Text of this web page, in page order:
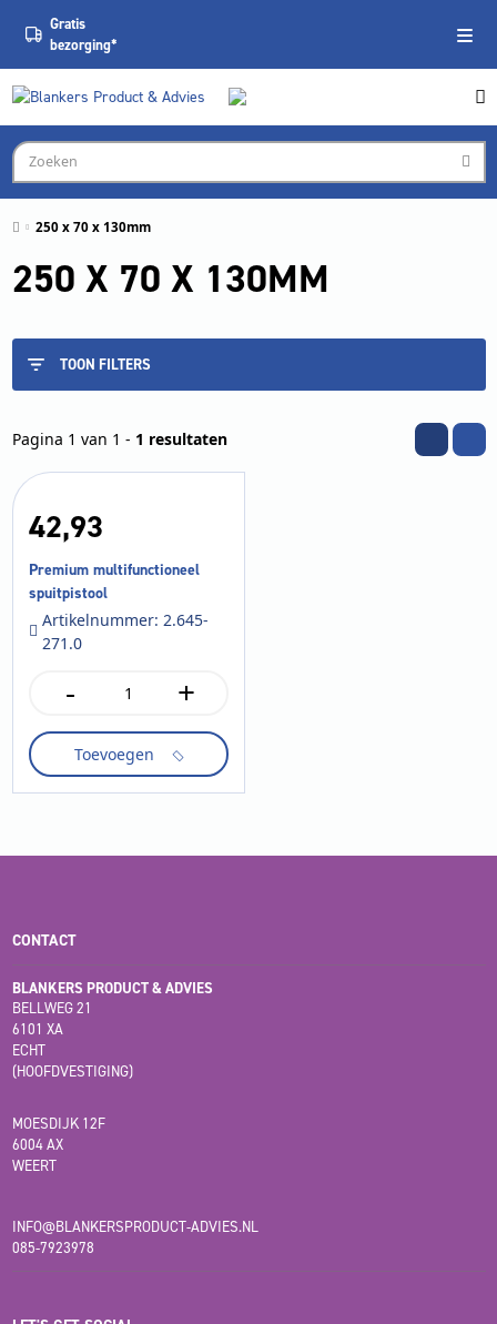
Gratis
bezorging*
250 x 70 x 130mm
250 X 70 X 130MM
TOON FILTERS
Pagina 1 van 1 - 1 resultaten
42,93
Premium multifunctioneel
spuitpistool
Artikelnummer: 2.645-
271.0
-
Premium
spuitpistool
aantal
+
Toevoegen
CONTACT
BLANKERS PRODUCT & ADVIES
BELLWEG 21
6101 XA
ECHT
(HOOFDVESTIGING)
MOESDIJK 12F
6004 AX
WEERT
INFO@BLANKERSPRODUCT-ADVIES.NL
085-7923978